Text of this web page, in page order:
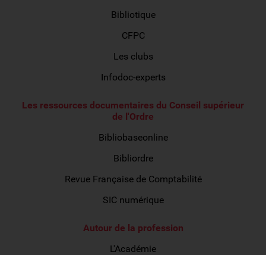
Bibliotique
CFPC
Les clubs
Infodoc-experts
Les ressources documentaires du Conseil supérieur
de l'Ordre
Bibliobaseonline
Bibliordre
Revue Française de Comptabilité
SIC numérique
Autour de la profession
L'Académie